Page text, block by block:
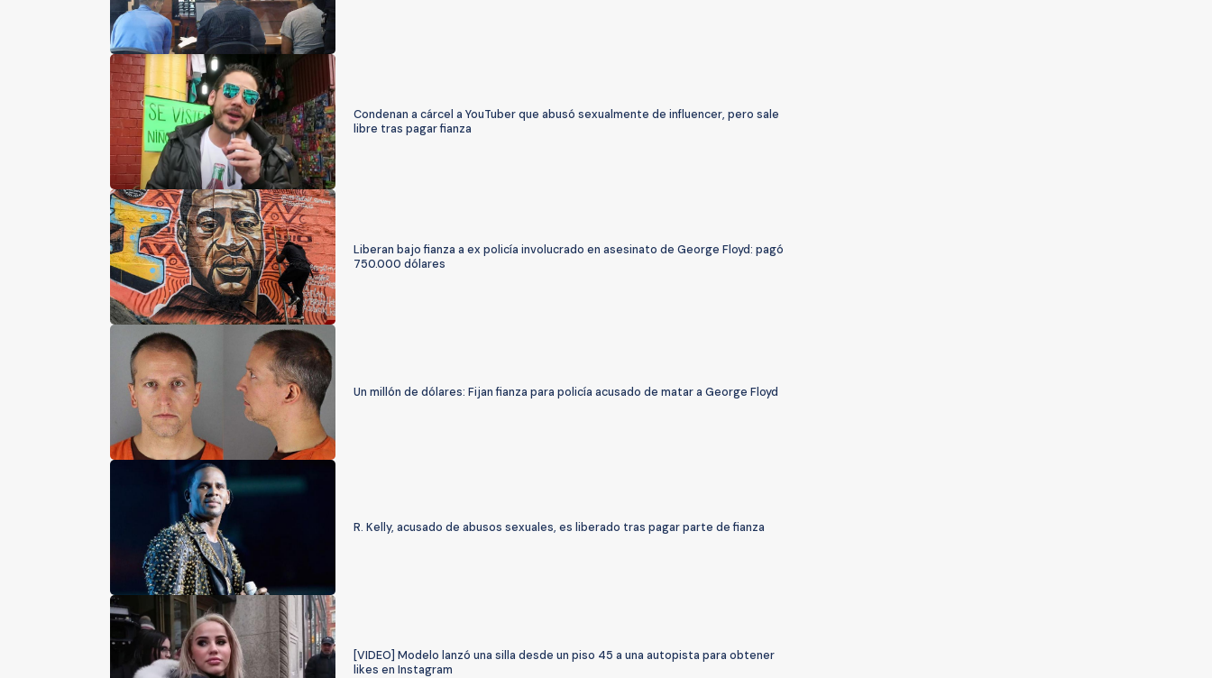
Condenan a cárcel a YouTuber que abusó sexualmente de influencer, pero sale
libre tras pagar fianza
Liberan bajo fianza a ex policía involucrado en asesinato de George Floyd: pagó
750.000 dólares
Un millón de dólares: Fijan fianza para policía acusado de matar a George Floyd
R. Kelly, acusado de abusos sexuales, es liberado tras pagar parte de fianza
[VIDEO] Modelo lanzó una silla desde un piso 45 a una autopista para obtener
likes en Instagram